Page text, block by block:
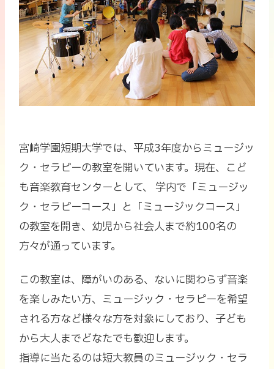
宮崎学園短期大学では、平成3年度からミュージッ
ク・セラピーの教室を開いています。現在、こど
も音楽教育センターとして、 学内で「ミュージッ
ク・セラピーコース」と「ミュージックコース」
の教室を開き、幼児から社会人まで約100名の
方々が通っています。
この教室は、障がいのある、ないに関わらず音楽
を楽しみたい方、ミュージック・セラピーを希望
される方など様々な方を対象にしており、子ども
から大人までどなたでも歓迎します。
指導に当たるのは短大教員のミュージック・セラ